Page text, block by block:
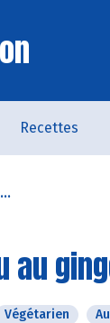
Recettes
au
Végétarien